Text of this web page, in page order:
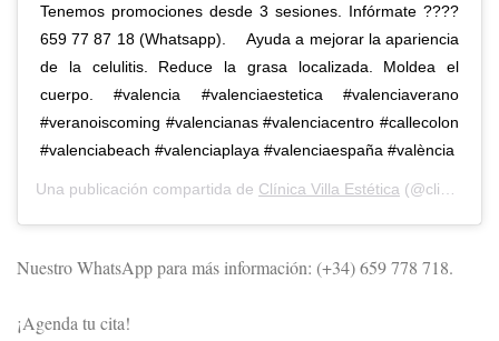
Tenemos promociones desde 3 sesiones. Infórmate ????
659 77 87 18 (Whatsapp). ⠀ Ayuda a mejorar la apariencia
de la celulitis. Reduce la grasa localizada. Moldea el
cuerpo. #valencia #valenciaestetica #valenciaverano
#veranoiscoming #valencianas #valenciacentro #callecolon
#valenciabeach #valenciaplaya #valenciaespaña #valència
Una publicación compartida de Clínica Villa Estética (@clinicasvillaestetica) el
Nuestro WhatsApp para más información: (+34) 659 778 718.
¡Agenda tu cita!